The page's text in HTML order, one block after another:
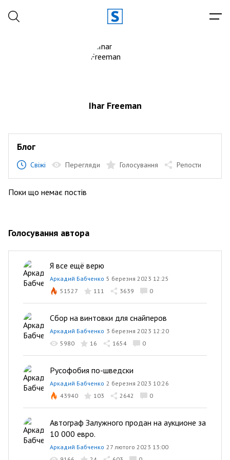
Ihar Freeman
Блог
Свіжі Перегляди Голосування Репости
Поки що немає постів
Голосування автора
Я все ещё верю
Аркадий Бабченко 5 березня 2023 12:25
51527
111 3639 0
Сбор на винтовки для снайперов
Аркадий Бабченко 3 березня 2023 12:20
5980
16 1654 0
Русофобия по-шведски
Аркадий Бабченко 2 березня 2023 10:26
43940
103 2642 0
Автограф Залужного продан на аукционе за
10 000 евро.
Аркадий Бабченко 27 лютого 2023 13:00